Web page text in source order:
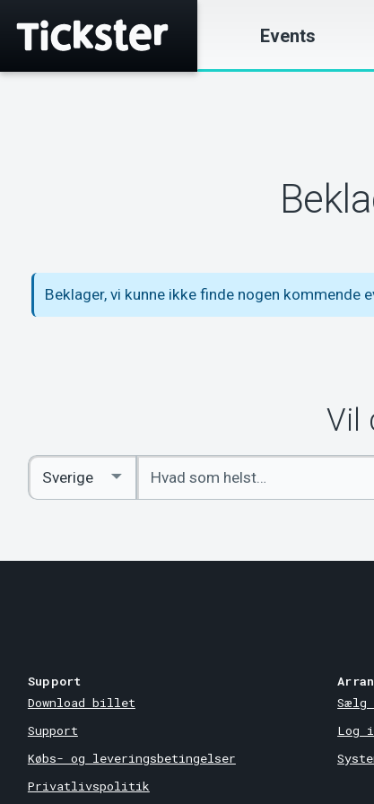
Events
Beklager, vi kunne ikke finde nogen kommende
Vil
Indtast
søgeord
Select
Country
Support
Download billet
Support
Købs- og leveringsbetingelser
Privatlivspolitik
Sælg
Log